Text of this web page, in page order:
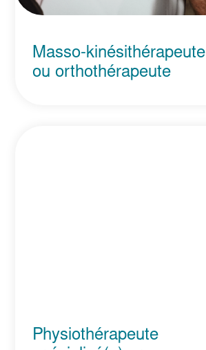
Masso-kinésithérapeute
ou orthothérapeute
Physiothérapeute